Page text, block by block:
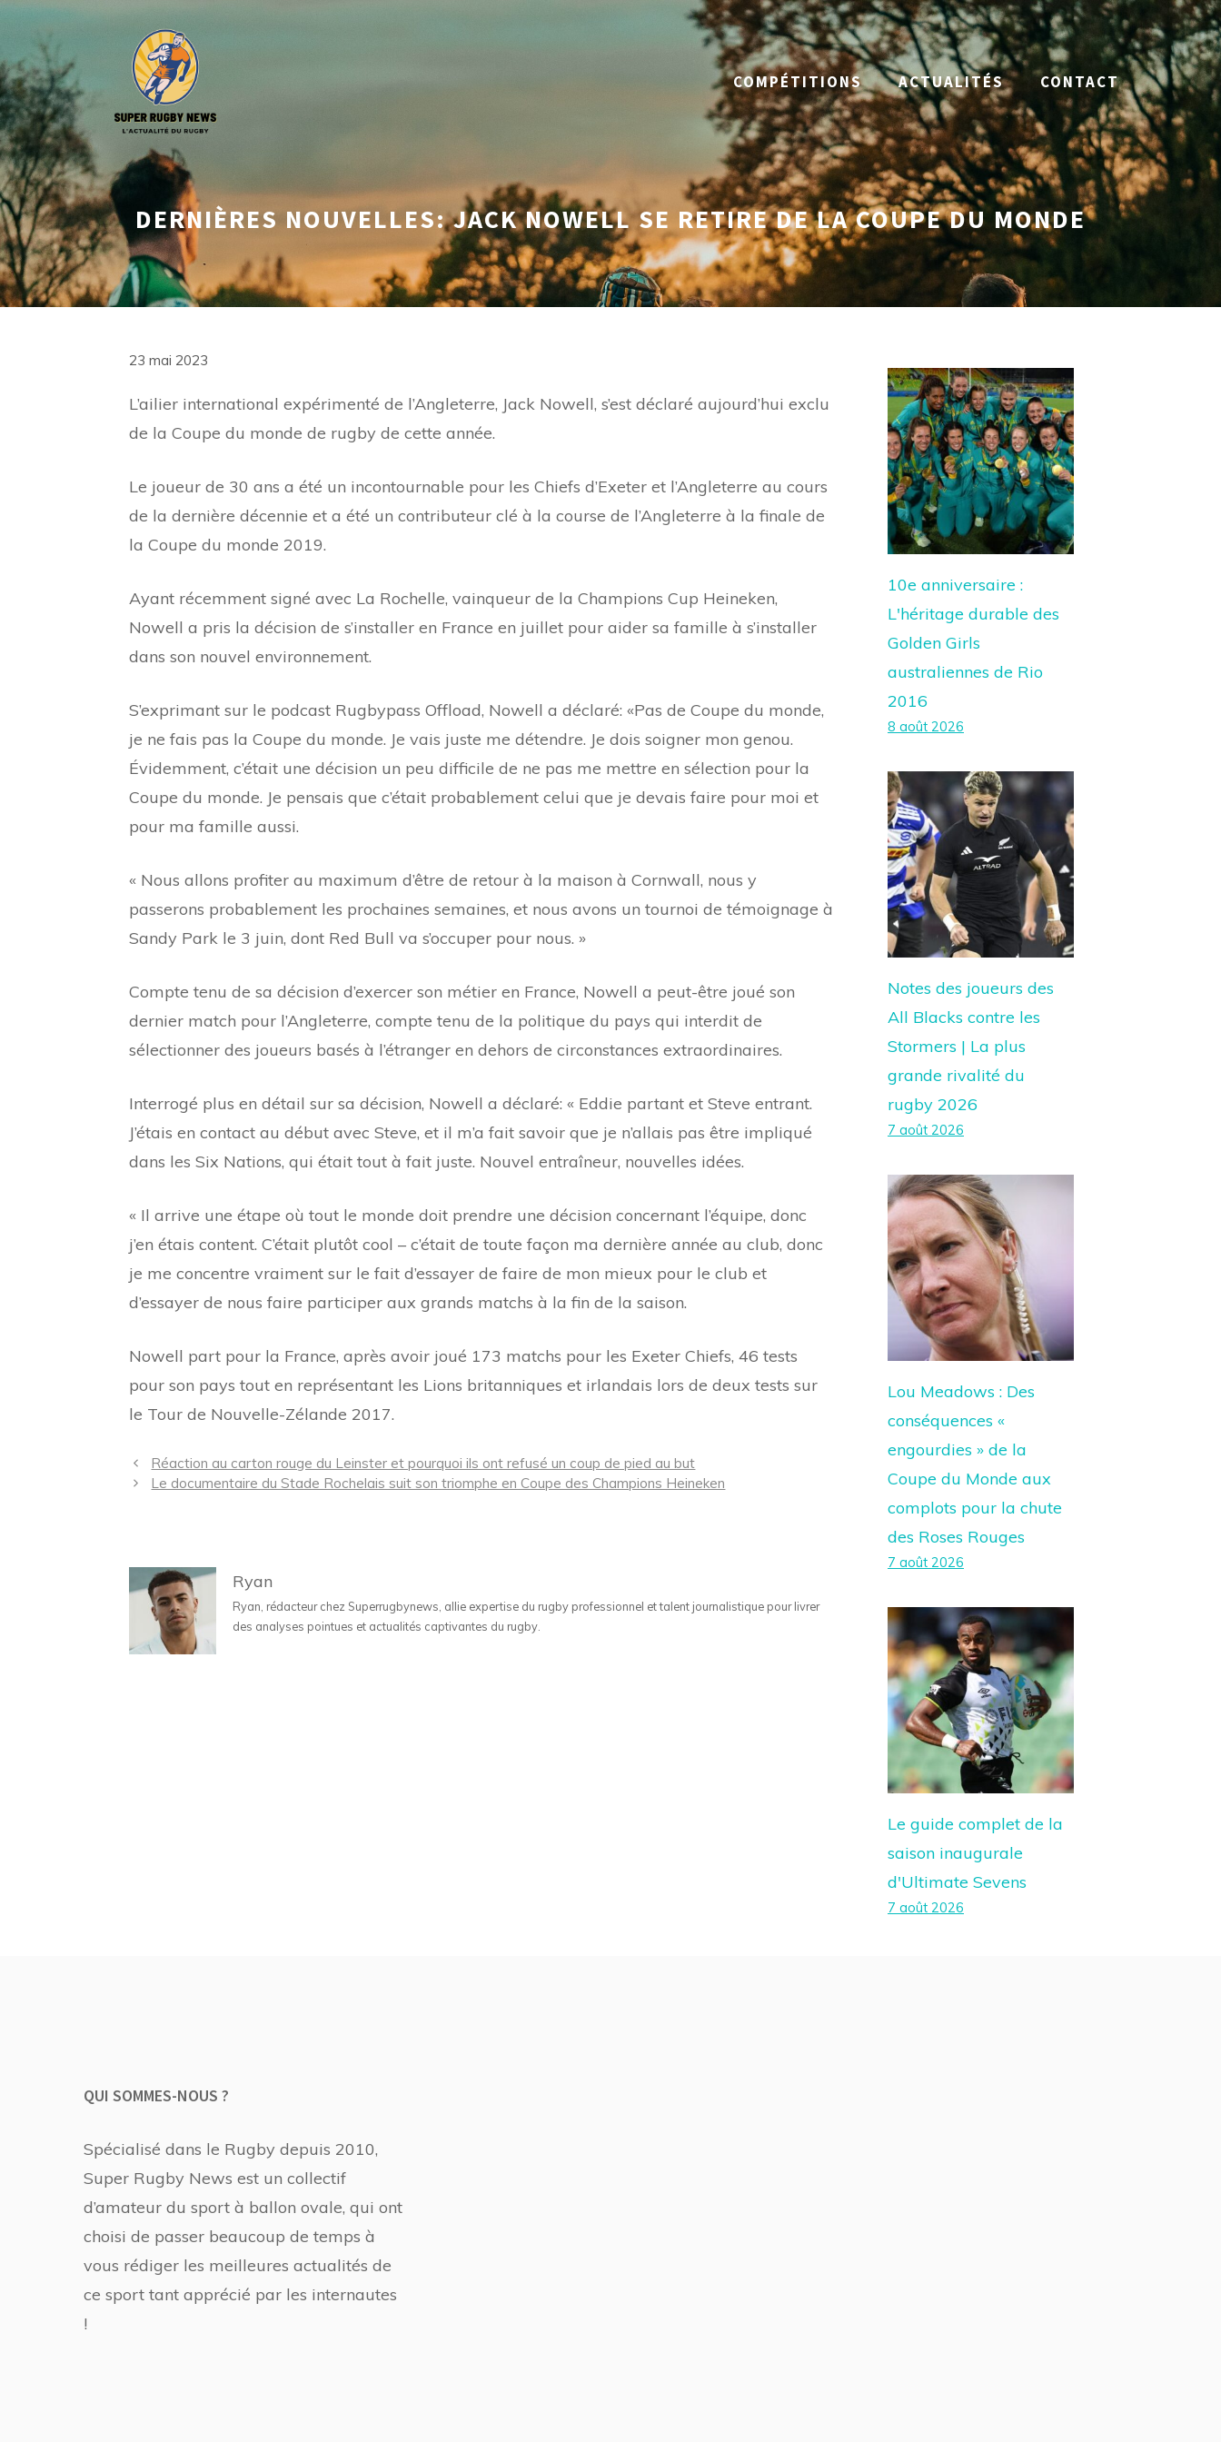
Aller
contenu
COMPÉTITIONS ACTUALITÉS CONTACT
DERNIÈRES NOUVELLES: JACK NOWELL SE RETIRE DE LA COUPE DU MONDE
23 mai 2023
L’ailier international expérimenté de l’Angleterre, Jack Nowell, s’est déclaré aujourd’hui exclu
de la Coupe du monde de rugby de cette année.
Le joueur de 30 ans a été un incontournable pour les Chiefs d’Exeter et l’Angleterre au cours
de la dernière décennie et a été un contributeur clé à la course de l’Angleterre à la finale de
la Coupe du monde 2019.
Ayant récemment signé avec La Rochelle, vainqueur de la Champions Cup Heineken,
Nowell a pris la décision de s’installer en France en juillet pour aider sa famille à s’installer
dans son nouvel environnement.
S’exprimant sur le podcast Rugbypass Offload, Nowell a déclaré: «Pas de Coupe du monde,
je ne fais pas la Coupe du monde. Je vais juste me détendre. Je dois soigner mon genou.
Évidemment, c’était une décision un peu difficile de ne pas me mettre en sélection pour la
Coupe du monde. Je pensais que c’était probablement celui que je devais faire pour moi et
pour ma famille aussi.
« Nous allons profiter au maximum d’être de retour à la maison à Cornwall, nous y
passerons probablement les prochaines semaines, et nous avons un tournoi de témoignage à
Sandy Park le 3 juin, dont Red Bull va s’occuper pour nous. »
Compte tenu de sa décision d’exercer son métier en France, Nowell a peut-être joué son
dernier match pour l’Angleterre, compte tenu de la politique du pays qui interdit de
sélectionner des joueurs basés à l’étranger en dehors de circonstances extraordinaires.
Interrogé plus en détail sur sa décision, Nowell a déclaré: « Eddie partant et Steve entrant.
J’étais en contact au début avec Steve, et il m’a fait savoir que je n’allais pas être impliqué
dans les Six Nations, qui était tout à fait juste. Nouvel entraîneur, nouvelles idées.
« Il arrive une étape où tout le monde doit prendre une décision concernant l’équipe, donc
j’en étais content. C’était plutôt cool – c’était de toute façon ma dernière année au club, donc
je me concentre vraiment sur le fait d’essayer de faire de mon mieux pour le club et
d’essayer de nous faire participer aux grands matchs à la fin de la saison.
Nowell part pour la France, après avoir joué 173 matchs pour les Exeter Chiefs, 46 tests
pour son pays tout en représentant les Lions britanniques et irlandais lors de deux tests sur
le Tour de Nouvelle-Zélande 2017.
Navigation
des
Réaction au carton rouge du Leinster et pourquoi ils ont refusé un coup de pied au but
Le documentaire du Stade Rochelais suit son triomphe en Coupe des Champions Heineken
Ryan
Ryan, rédacteur chez Superrugbynews, allie expertise du rugby professionnel et talent journalistique pour livrer
des analyses pointues et actualités captivantes du rugby.
10e anniversaire :
L'héritage durable des
Golden Girls
australiennes de Rio
2016
8 août 2026
Notes des joueurs des
All Blacks contre les
Stormers | La plus
grande rivalité du
rugby 2026
7 août 2026
Lou Meadows : Des
conséquences «
engourdies » de la
Coupe du Monde aux
complots pour la chute
des Roses Rouges
7 août 2026
Le guide complet de la
saison inaugurale
d'Ultimate Sevens
7 août 2026
QUI SOMMES-NOUS ?
Spécialisé dans le Rugby depuis 2010,
Super Rugby News est un collectif
d’amateur du sport à ballon ovale, qui ont
choisi de passer beaucoup de temps à
vous rédiger les meilleures actualités de
ce sport tant apprécié par les internautes
!